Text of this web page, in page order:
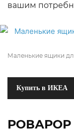
вашим
Маленькие ящики
Купить в ИКЕА
РОВАРОР